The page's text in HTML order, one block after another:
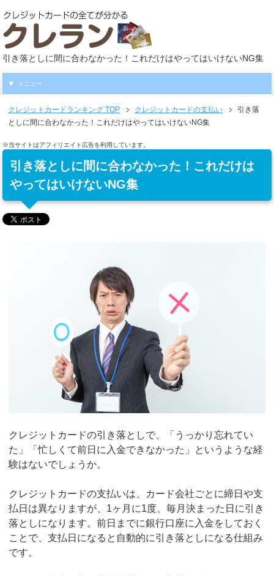
引き落としに間に合わなかった！これだけはやってはいけないNG集
メニュー
クレジットカードランキング TOP クレジットカードの支払い
引き落
としに間に合わなかった！これだけはやってはいけないNG集
※当サイトはアフィリエイト広告を利用しています。
引き落としに間に合わなかった！これだけは
やってはいけないNG集
クレジットカードの引き落としで、「うっかり忘れてい
た」「忙しくて前日に入金できなかった」というような経
験はないでしょうか。
クレジットカードの支払いは、カード会社ごとに締日や支
払日は異なりますが、1ヶ月に1度、毎月決まった日に引き
落としになります。前日までに銀行口座に入金をしておく
ことで、支払日になると自動的に引き落としになる仕組み
です。